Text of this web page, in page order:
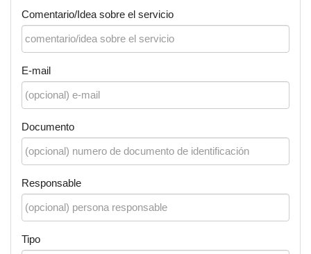
Comentario/Idea sobre el servicio
E-mail
Documento
Responsable
Tipo